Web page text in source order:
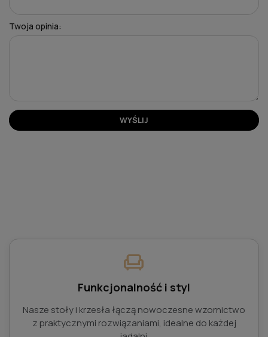
Twoja opinia:
WYŚLIJ
chair
Funkcjonalność i styl
Nasze stoły i krzesła łączą nowoczesne wzornictwo
z praktycznymi rozwiązaniami, idealne do każdej